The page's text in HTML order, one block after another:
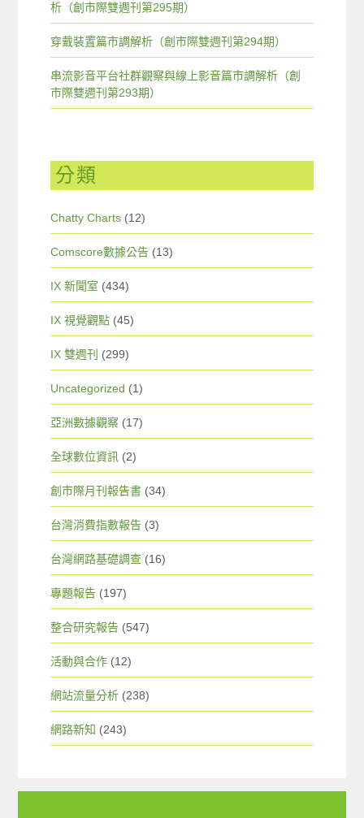
析（創市際雙週刊第295期）
穿戴裝置篇市調解析（創市際雙週刊第294期）
串流影音平台社群觀察與線上影音篇市調解析（創
市際雙週刊第293期）
分類
Chatty Charts (12)
Comscore數據公告 (13)
IX 新聞室 (434)
IX 視覺觀點 (45)
IX 雙週刊 (299)
Uncategorized (1)
亞洲數據觀察 (17)
全球數位資訊 (2)
創市際月刊報告書 (34)
台灣消費指數報告 (3)
台灣網路基礎調查 (16)
專題報告 (197)
整合研究報告 (547)
活動與合作 (12)
網站流量分析 (238)
網路新知 (243)